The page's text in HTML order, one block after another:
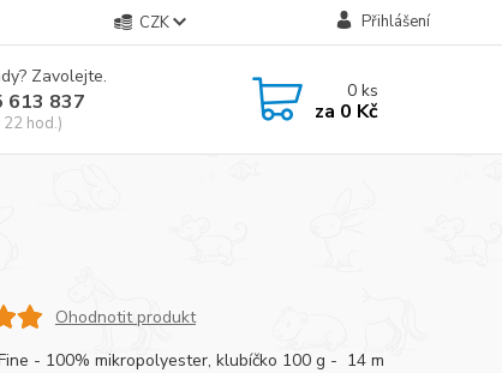
CZK Přihlášení
Zavolejte.
613 837
hod.)
0ks
za 0 Kč
Ohodnotit produkt
- 100% mikropolyester, klubíčko 100 g - 14 m